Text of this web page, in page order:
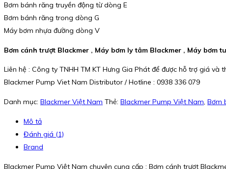
Bơm bánh răng truyền động từ dòng E
Bơm bánh răng trong dòng G
Máy bơm nhựa đường dòng V
Bơm cánh trượt Blackmer , Máy bơm ly tâm Blackmer , Máy
Liên hệ : Công ty TNHH TM KT Hưng Gia Phát để được hỗ trợ giá và
Blackmer Pump Viet Nam Distributor / Hotline : 0938 336 079
Danh mục: Blackmer Việt Nam Thẻ: Blackmer Pump Việt Nam, Bơm
Mô tả
Đánh giá (1)
Brand
Blackmer Pump Việt Nam chuyên cung cấp : Bơm cánh trượt